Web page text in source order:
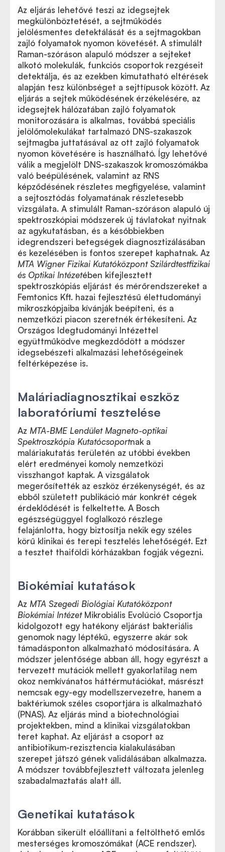
Az eljárás lehetővé teszi az idegsejtek
megkülönböztetését, a sejtműködés
jelölésmentes detektálását és a sejtmagokban
zajló folyamatok nyomon követését. A stimulált
Raman-szóráson alapuló módszer a sejteket
alkotó molekulák, funkciós csoportok rezgéseit
detektálja, és az ezekben kimutatható eltérések
alapján tesz különbséget a sejttípusok között. Az
eljárás a sejtek működésének érzékelésére, az
idegsejtek hálózatában zajló folyamatok
monitorozására is alkalmas, továbbá speciális
jelölőmolekulákat tartalmazó DNS-szakaszok
sejtmagba juttatásával az ott zajló folyamatok
nyomon követésére is használható. Így lehetővé
válik a megjelölt DNS-szakaszok kromoszómákba
való beépülésének, valamint az RNS
képződésének részletes megfigyelése, valamint
a sejtosztódás folyamatának részletesebb
vizsgálata. A stimulált Raman-szóráson alapuló új
spektroszkópiai módszerek új távlatokat nyitnak
az agykutatásban, és a későbbiekben
idegrendszeri betegségek diagnosztizálásában
és kezelésében is fontos szerepet kaphatnak. Az
MTA Wigner Fizikai Kutatóközpont Szilárdtestfizikai
és Optikai Intézetében kifejlesztett
spektroszkópiás eljárást és mérőrendszereket a
Femtonics Kft. hazai fejlesztésű élettudományi
mikroszkópjaiba kívánják beépíteni, és a
nemzetközi piacon szeretnék értékesíteni. Az
Országos Idegtudományi Intézettel
együttműködve megkezdődött a módszer
idegsebészeti alkalmazási lehetőségeinek
feltérképezése is.
Maláriadiagnosztikai eszköz
laboratóriumi tesztelése
Az MTA-BME Lendület Magneto-optikai
Spektroszkópia Kutatócsoportnak a
maláriakutatás területén az utóbbi években
elért eredményei komoly nemzetközi
visszhangot kaptak. A vizsgálatok
megerősítették az eszköz érzékenységét, és az
ebből született publikáció már konkrét cégek
érdeklődését is felkeltette. A Bosch
egészségüggyel foglalkozó részlege
felajánlotta, hogy biztosítja nekik egy széles
körű klinikai és terepi tesztelés lehetőségét. Ezt
a tesztet thaiföldi kórházakban fogják végezni.
Biokémiai kutatások
Az MTA Szegedi Biológiai Kutatóközpont
Biokémiai Intézet Mikrobiális Evolúció Csoportja
kidolgozott egy hatékony eljárást bakteriális
genomok nagy léptékű, egyszerre akár sok
támadásponton alkalmazható módosítására. A
módszer jelentősége abban áll, hogy egyrészt a
tervezett mutációk mellett gyakorlatilag nem
okoz nemkívánatos háttérmutációkat, másrészt
nemcsak egy-egy modellszervezetre, hanem a
baktériumok széles csoportjára is alkalmazható
(PNAS). Az eljárás mind a biotechnológiai
projektekben, mind a klinikai vizsgálatokban
teret kaphat. Az eljárást a csoport az
antibiotikum-rezisztencia kialakulásában
szerepet játszó gének validálásában alkalmazza.
A módszer továbbfejlesztett változata jelenleg
szabadalmaztatás alatt áll.
Genetikai kutatások
Korábban sikerült előállítani a feltölthető emlős
mesterséges kromoszómákat (ACE rendszer).